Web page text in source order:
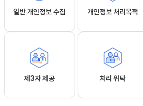
일반 개인정보 수집 개인정보 처리목적
제3자 제공 처리 위탁